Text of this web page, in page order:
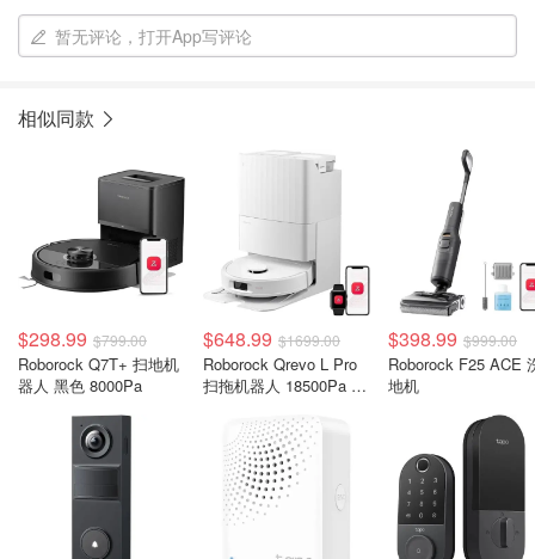
暂无评论，打开App写评论
相似同款
$298.99 $799.00
Roborock Q7T+ 扫地机
器人 黑色 8000Pa
$648.99 $1699.00
Roborock Qrevo L Pro
扫拖机器人 18500Pa 白
$398.99 $999.00
Roborock F25 ACE
地机